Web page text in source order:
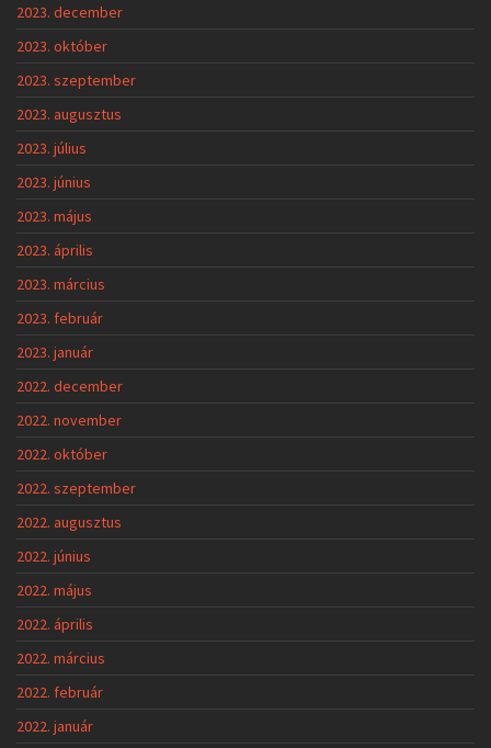
2023. december
2023. október
2023. szeptember
2023. augusztus
2023. július
2023. június
2023. május
2023. április
2023. március
2023. február
2023. január
2022. december
2022. november
2022. október
2022. szeptember
2022. augusztus
2022. június
2022. május
2022. április
2022. március
2022. február
2022. január